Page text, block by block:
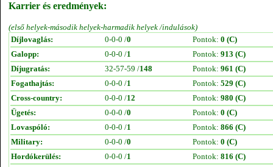
Karrier és eredmények:
(első helyek-második helyek-harmadik helyek /indulások)
Díjlovaglás:
0-0-0 /0 Pontok: 0 (C)
Galopp:
0-0-0 /1 Pontok: 913 (C)
Díjugratás:
32-57-59 /148 Pontok: 961 (C)
Fogathajtás:
0-0-0 /1 Pontok: 529 (C)
Cross-country:
0-0-0 /12 Pontok: 980 (C)
Ügetés:
0-0-0 /0 Pontok: 0 (C)
Lovaspóló:
0-0-0 /1 Pontok: 866 (C)
Military:
0-0-0 /0 Pontok: 0 (C)
Hordókerülés:
0-0-0 /1 Pontok: 816 (C)